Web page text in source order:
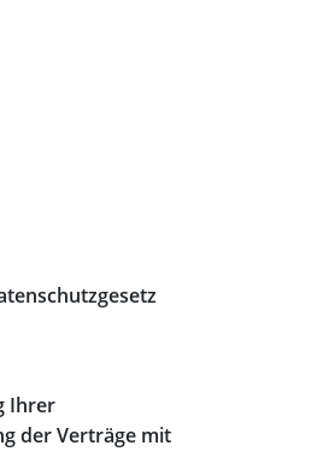
Ihrer
der Verträge mit